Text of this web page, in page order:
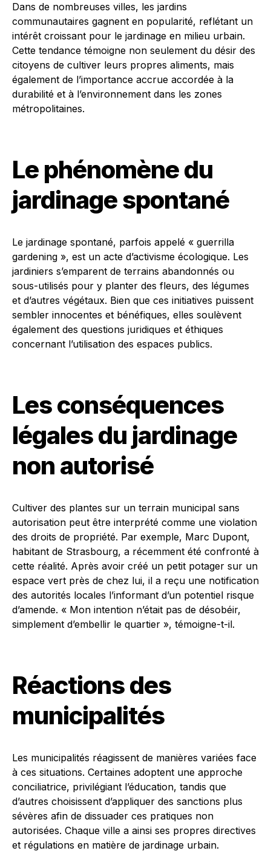
Dans de nombreuses villes, les jardins
communautaires gagnent en popularité, reflétant un
intérêt croissant pour le jardinage en milieu urbain.
Cette tendance témoigne non seulement du désir des
citoyens de cultiver leurs propres aliments, mais
également de l’importance accrue accordée à la
durabilité et à l’environnement dans les zones
métropolitaines.
Le phénomène du
jardinage spontané
Le jardinage spontané, parfois appelé « guerrilla
gardening », est un acte d’activisme écologique. Les
jardiniers s’emparent de terrains abandonnés ou
sous-utilisés pour y planter des fleurs, des légumes
et d’autres végétaux. Bien que ces initiatives puissent
sembler innocentes et bénéfiques, elles soulèvent
également des questions juridiques et éthiques
concernant l’utilisation des espaces publics.
Les conséquences
légales du jardinage
non autorisé
Cultiver des plantes sur un terrain municipal sans
autorisation peut être interprété comme une violation
des droits de propriété. Par exemple, Marc Dupont,
habitant de Strasbourg, a récemment été confronté à
cette réalité. Après avoir créé un petit potager sur un
espace vert près de chez lui, il a reçu une notification
des autorités locales l’informant d’un potentiel risque
d’amende. « Mon intention n’était pas de désobéir,
simplement d’embellir le quartier », témoigne-t-il.
Réactions des
municipalités
Les municipalités réagissent de manières variées face
à ces situations. Certaines adoptent une approche
conciliatrice, privilégiant l’éducation, tandis que
d’autres choisissent d’appliquer des sanctions plus
sévères afin de dissuader ces pratiques non
autorisées. Chaque ville a ainsi ses propres directives
et régulations en matière de jardinage urbain.